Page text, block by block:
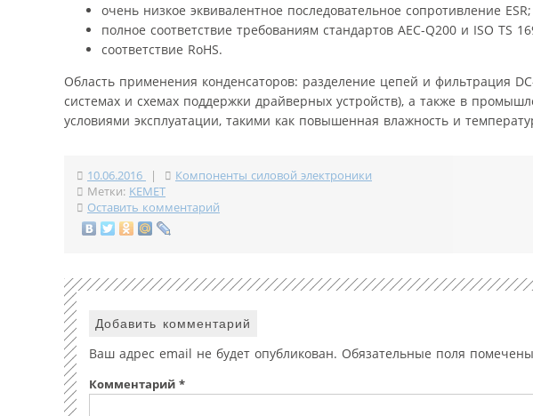
очень низкое эквивалентное последовательное сопротивление ESR;
полное соответствие требованиям стандартов AEC-Q200 и ISO TS
соответствие RoHS.
Область применения конденсаторов: разделение цепей и фильтрация
системах и схемах поддержки драйверных устройств), а также в
условиями эксплуатации, такими как повышенная влажность и
10.06.2016 |
Компоненты силовой электроники
Метки: KEMET
Оставить комментарий
Добавить комментарий
Ваш адрес email не будет опубликован. Обязательные поля помечены
Комментарий *